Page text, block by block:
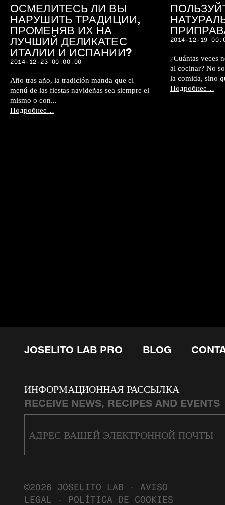
ОСМЕЛИТЕСЬ ЛИ ВЫ
НАРУШИТЬ ТРАДИЦИИ,
ПРОМЕНЯВ ИХ НА
ЛУЧШИЙ ДЕЛИКАТЕС
ИТАЛИИ И ИСПАНИИ?
2014-12-23 00:00:00
Año tras año, la tradición manda que el
menú de las fiestas navideñas sea siempre el
mismo o con...
Подробнее…
2014-12-19
¿Cuántas veces
al cocinar? No
la comida, sino
Подробнее…
JOSELITO LAB PRO BLOG
ИНФОРМАЦИОННАЯ РАССЫЛКА
RECEIVE NEWS, RECIPES AND EVENTS
©2026 JOSELITO LAB · AVISO
LEGAL · POLÍTICA DE COOKIES